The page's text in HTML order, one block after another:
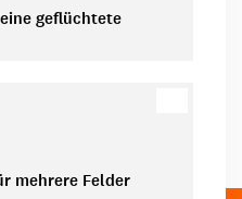
geflüchtete
mehrere Felder